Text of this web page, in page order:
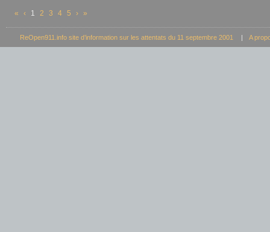
«
‹ 1 2 3 4 5 › »
ReOpen911.info site d’information sur les attentats du 11 septembre 2001 | A